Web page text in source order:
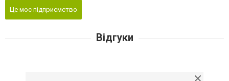
Це моє підприємство
Відгуки